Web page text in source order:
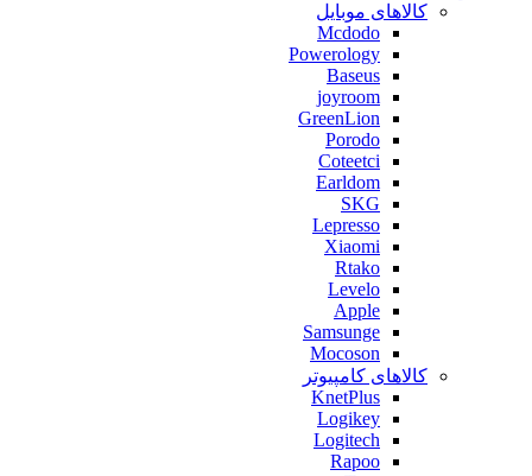
کالاهای موبایل
Mcdodo
Powerology
Baseus
joyroom
GreenLion
Porodo
Coteetci
Earldom
SKG
Lepresso
Xiaomi
Rtako
Levelo
Apple
Samsunge
Mocoson
کالاهای کامپیوتر
KnetPlus
Logikey
Logitech
Rapoo